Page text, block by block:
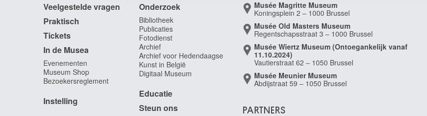
Veelgestelde vragen
Praktisch
Tickets
In de Musea
Evenementen
Museum Shop
Bezoekersreglement
Instelling
Onderzoek
Bibliotheek
Publicaties
Fotodienst
Archief
Archief voor Hedendaagse
Kunst in België
Digitaal Museum
Educatie
Steun ons
Musée Magritte Museum
Koningsplein 2 – 1000 Brussel
Musée Old Masters Museum
Regentschapsstraat 3 – 1000 Brussel
Musée Wiertz Museum (Ontoegankelijk vanaf
11.10.2024)
Vautierstraat 62 – 1050 Brussel
Musée Meunier Museum
Abdijstraat 59 – 1050 Brussel
PARTNERS